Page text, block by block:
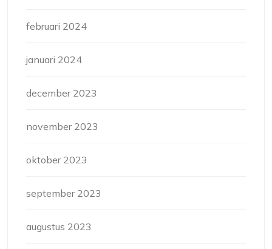
februari 2024
januari 2024
december 2023
november 2023
oktober 2023
september 2023
augustus 2023